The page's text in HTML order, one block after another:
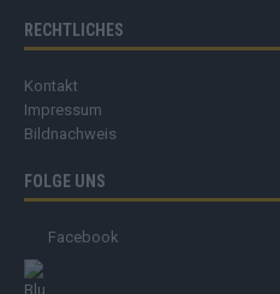
RECHTLICHES
Kontakt
Impressum
Bildnachweis
FOLGE UNS
Facebook